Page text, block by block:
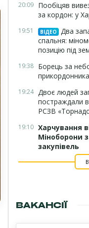
20:09 Пообіцяв
за кордон: у
19:51 ВІДЕО
Два
спальня:
позицію під
19:38 Борець за небо
19:24 Двоє людей
постраждали
РСЗВ
19:10 Харчування
Міноборони
закупівель
ВАКАНСІЇ